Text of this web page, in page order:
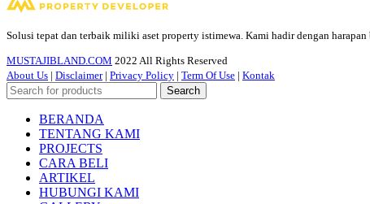
Solusi tepat dan terbaik miliki aset property istimewa. Kami hadir dengan
MUSTAJIBLAND.COM 2022 All Rights Reserved
About Us | Disclaimer| Privacy Policy | Term Of Use | Kontak
Search
BERANDA
TENTANG KAMI
PROJECTS
CARA BELI
ARTIKEL
HUBUNGI KAMI